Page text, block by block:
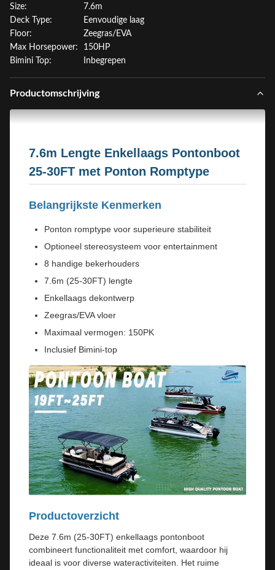
Size:
7.6m
Deck Type:
Eenvoudige laag
Floor:
Zeegras/EVA
Max Horsepower:
150HP
Bimini Top:
Inbegrepen
Productomschrijving
7.6m Lengte Enkellaags Pontonboot
25-30FT met Ponton Romptype
Belangrijkste Kenmerken
Ponton romptype voor superieure stabiliteit
Optioneel stereosysteem voor entertainment
8 handige bekerhouders
7.6m (25-30FT) lengte
Enkellaags dekontwerp
Zeegras/EVA vloer
Maximaal vermogen: 150PK
Inclusief Bimini-top
Productoverzicht
Deze 7.6m (25-30FT) enkellaags pontonboot
combineert functionaliteit met comfort, waardoor hij
ideaal is voor diverse wateractiviteiten. Het ruime